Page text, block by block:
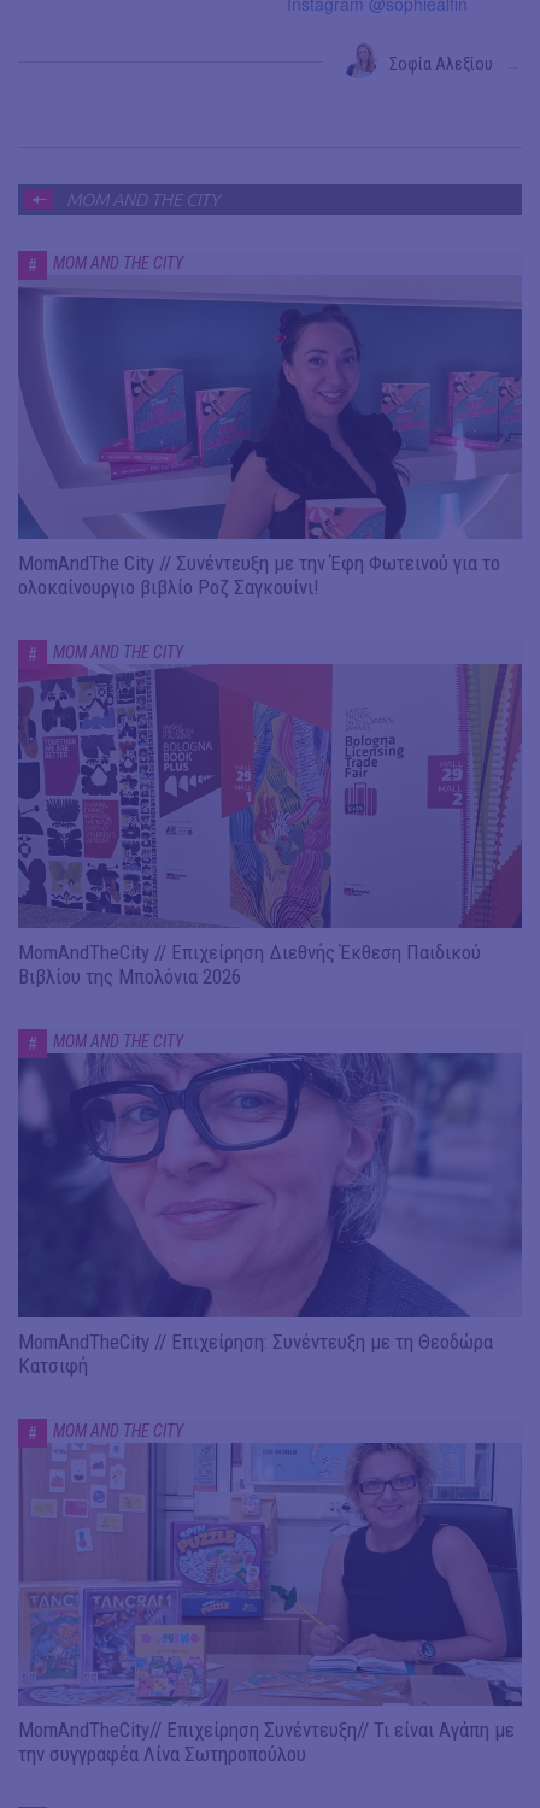
Σοφία Αλεξίου
MOM AND THE CITY
# MOM AND THE CITY
MomAndThe City // Συνέντευξη με την Έφη Φωτεινού για το
ολοκαίνουργιο βιβλίο Ροζ Σαγκουίνι!
# MOM AND THE CITY
MomAndTheCity // Επιχείρηση Διεθνής Έκθεση Παιδικού
Βιβλίου της Μπολόνια 2026
# MOM AND THE CITY
MomAndTheCity // Επιχείρηση: Συνέντευξη με τη Θεοδώρα
Κατσιφή
# MOM AND THE CITY
MomAndTheCity// Επιχείρηση Συνέντευξη// Τι είναι Αγάπη με
την συγγραφέα Λίνα Σωτηροπούλου